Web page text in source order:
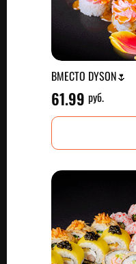
ВМЕСТО DYSON🌷
61.99 руб.